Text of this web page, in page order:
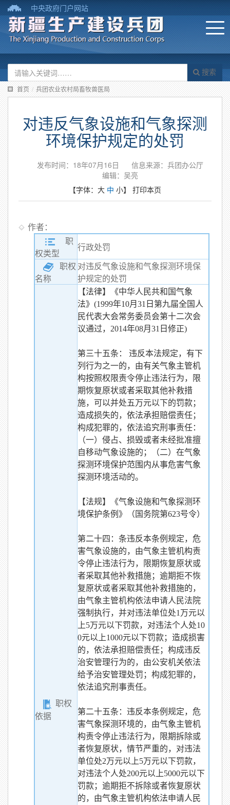
中央政府门户网站
搜索
首页 / 兵团农业农村局畜牧兽医局
对违反气象设施和气象探测
环境保护规定的处罚
发布时间：18年07月16日
信息来源：兵团办公厅
编辑：吴亮
【字体： 大 中 小】 打印本页
作者：
职
权类型
行政处罚
职权
名称
对违反气象设施和气象探测环境保
护规定的处罚
职权
依据
【法律】《中华人民共和国气象
法》(1999年10月31日第九届全国人
民代表大会常务委员会第十二次会
议通过，2014年08月31日修正)
第三十五条： 违反本法规定，有下
列行为之一的，由有关气象主管机
构按照权限责令停止违法行为，限
期恢复原状或者采取其他补救措
施，可以并处五万元以下的罚款；
造成损失的，依法承担赔偿责任；
构成犯罪的，依法追究刑事责任：
（一）侵占、损毁或者未经批准擅
自移动气象设施的；（二）在气象
探测环境保护范围内从事危害气象
探测环境活动的。
【法规】《气象设施和气象探测环
境保护条例》（国务院第623号令）
第二十四：条违反本条例规定，危
害气象设施的，由气象主管机构责
令停止违法行为，限期恢复原状或
者采取其他补救措施；逾期拒不恢
复原状或者采取其他补救措施的，
由气象主管机构依法申请人民法院
强制执行，并对违法单位处1万元以
上5万元以下罚款，对违法个人处10
0元以上1000元以下罚款；造成损害
的，依法承担赔偿责任；构成违反
治安管理行为的，由公安机关依法
给予治安管理处罚；构成犯罪的，
依法追究刑事责任。
第二十五条：违反本条例规定，危
害气象探测环境的，由气象主管机
构责令停止违法行为，限期拆除或
者恢复原状，情节严重的，对违法
单位处2万元以上5万元以下罚款，
对违法个人处200元以上5000元以下
罚款；逾期拒不拆除或者恢复原状
的，由气象主管机构依法申请人民